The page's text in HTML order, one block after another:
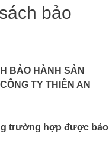
bảo
BẢO HÀNH SẢN
TY THIÊN AN
trường hợp được bảo